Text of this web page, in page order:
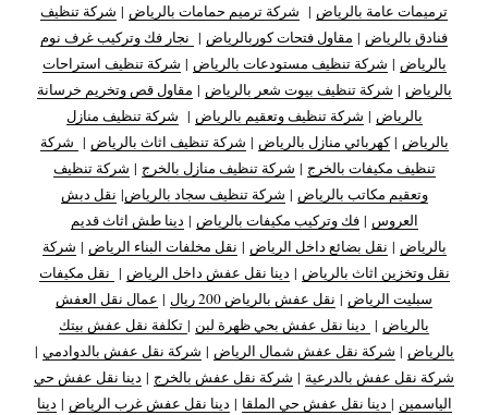
ترميمات عامة بالرياض | شركة ترميم حمامات بالرياض | شركة تنظيف
فنادق بالرياض | مقاول فتحات كوربالرياض | نجار فك وتركيب غرف نوم
بالرياض | شركة تنظيف مستودعات بالرياض | شركة تنظيف استراحات
بالرياض | شركة تنظيف بيوت شعر بالرياض | مقاول قص وتخريم خرسانة
بالرياض | شركة تنظيف وتعقيم بالرياض | شركة تنظيف منازل
بالرياض |كهربائي منازل بالرياض | شركة تنظيف اثاث بالرياض | شركة
تنظيف مكيفات بالخرج | شركة تنظيف منازل بالخرج | شركة تنظيف
وتعقيم مكاتب بالرياض | شركة تنظيف سجاد بالرياض| نقل دبش
العروس |فك وتركيب مكيفات بالرياض | دينا طش اثاث قديم
بالرياض | نقل بضائع داخل الرياض | نقل مخلفات البناء الرياض | شركة
نقل وتخزين اثاث بالرياض | دينا نقل عفش داخل الرياض | نقل مكيفات
سبليت الرياض | نقل عفش بالرياض 200 ريال | عمال نقل العفش
بالرياض | دينا نقل عفش بحي ظهرة لبن | تكلفة نقل عفش بيتك
بالرياض | شركة نقل عفش شمال الرياض | شركة نقل عفش بالدوادمي |
شركة نقل عفش بالدرعية | شركة نقل عفش بالخرج | دينا نقل عفش حي
الياسمين | دينا نقل عفش حي الملقا | دينا نقل عفش غرب الرياض | دينا